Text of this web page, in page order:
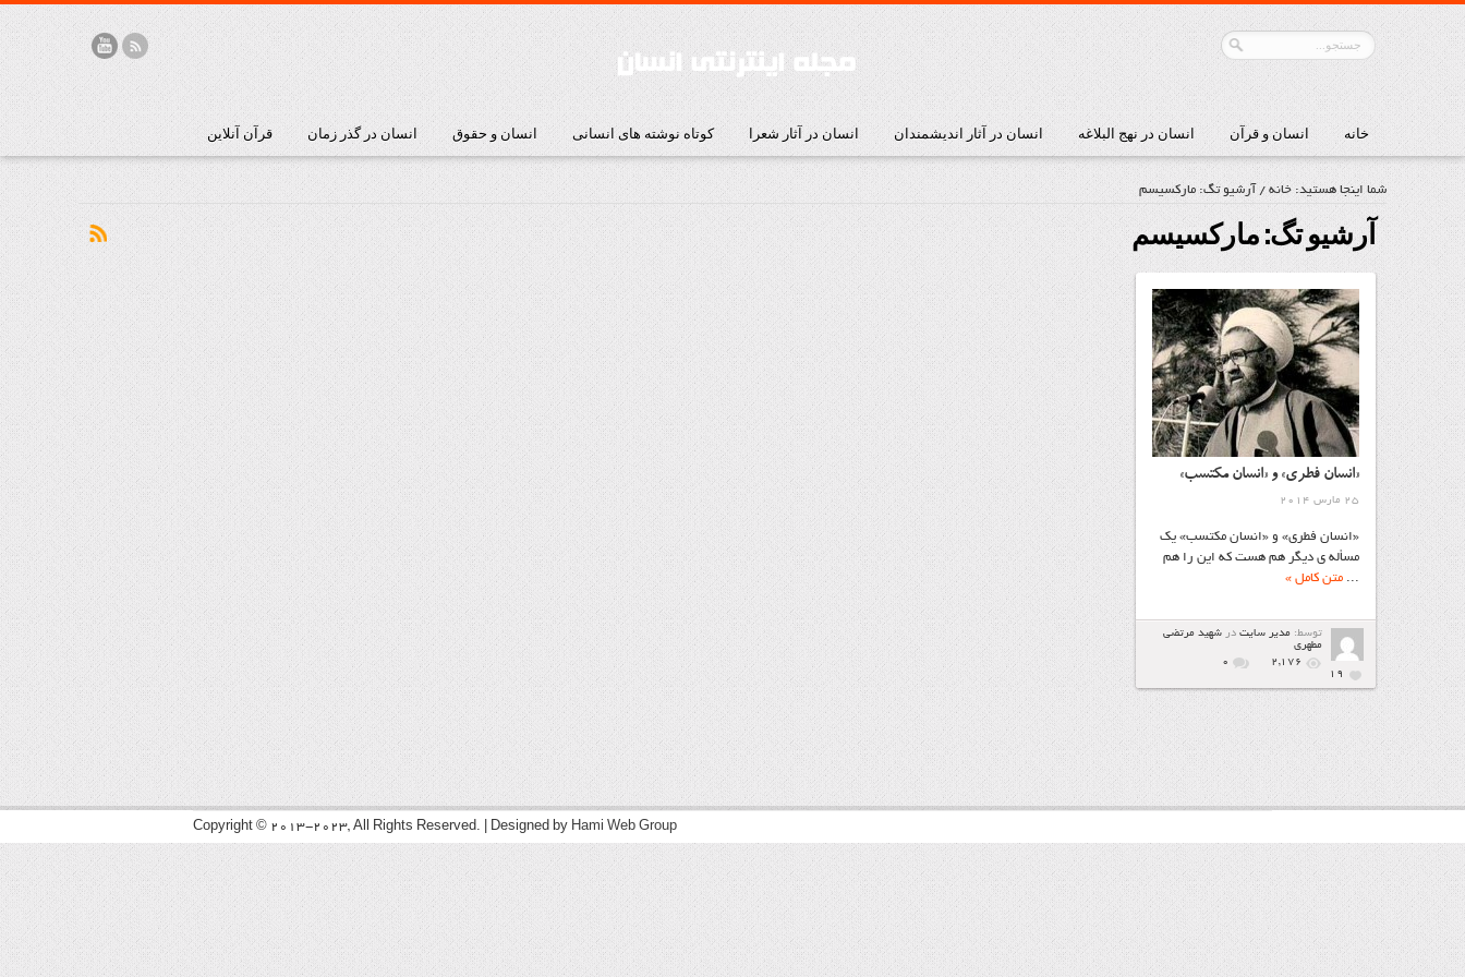
خانه انسان و قرآن انسان در نهج البلاغه انسان در آثار اندیشمندان انسان در آثار شعرا کوتاه نوشته های انسانی انسان و حقوق انسان در گذر زمان قرآن آنلاین
شما اینجا هستید: خانه / آرشیو تگ: ماركسیسم
آرشیو تگ:ماركسیسم
«انسان فطری» و «انسان مكتسب»
25 مارس 2014
«انسان فطری» و «انسان مكتسب» یك
مسأله ی دیگر هم هست كه این را هم
... متن کامل »
توسط: مدیر سایت در شهيد مرتضي
مطهري
2,176
۰
19
Copyright © 2013-2023, All Rights Reserved. | Designed by Hami Web Group